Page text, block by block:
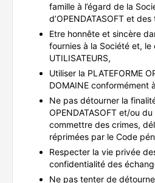
famille à l’égard de la
d’OPENDATASOFT et des
Etre honnête et sincère
fournies à la Société et,
UTILISATEURS,
Utiliser la PLATEFORME
DOMAINE conformément
Ne pas détourner la
OPENDATASOFT et/ou
commettre des crimes,
réprimées par le Code
Respecter la vie privée
confidentialité des
Ne pas tenter de